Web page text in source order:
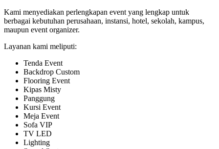
Kami menyediakan perlengkapan event yang lengkap untuk
berbagai kebutuhan perusahaan, instansi, hotel, sekolah, kampus,
maupun event organizer.
Layanan kami meliputi:
Tenda Event
Backdrop Custom
Flooring Event
Kipas Misty
Panggung
Kursi Event
Meja Event
Sofa VIP
TV LED
Lighting